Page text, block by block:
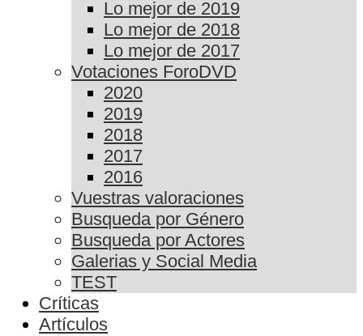
Lo mejor de 2019
Lo mejor de 2018
Lo mejor de 2017
Votaciones ForoDVD
2020
2019
2018
2017
2016
Vuestras valoraciones
Busqueda por Género
Busqueda por Actores
Galerias y Social Media
TEST
Críticas
Artículos